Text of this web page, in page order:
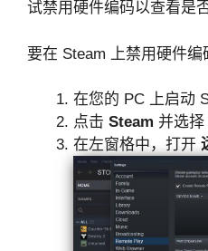
试禁用硬件编码以查看是
要在 Steam 上禁用硬件编
在您的 PC 上启动
点击 Steam 并选择
在左窗格中，打开